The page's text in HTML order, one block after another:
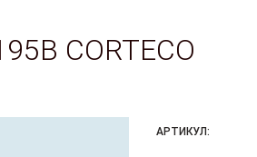
CORTECO
АРТИКУЛ: